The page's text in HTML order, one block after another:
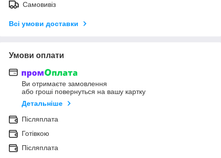
Самовивіз
Всі умови доставки
Умови оплати
Ви отримаєте замовлення
або гроші повернуться на вашу картку
Детальніше
Післяплата
Готівкою
Післяплата